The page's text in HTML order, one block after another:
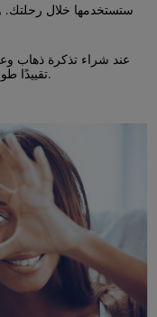
ستستخدمها خلال
تقييدًا طوال مدة الرحلة في وقت طلب استرداد الأموال.